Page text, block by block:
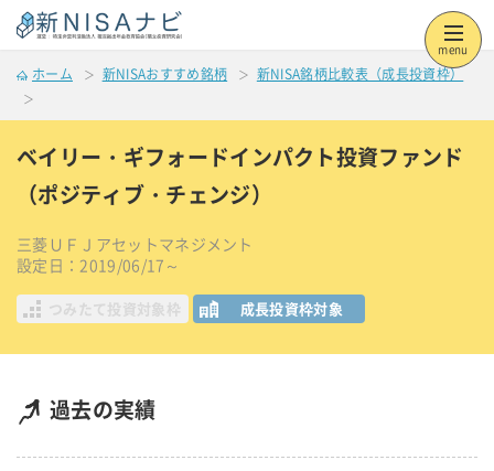
menu
ホーム 新NISAおすすめ銘柄 新NISA銘柄比較表（成長投資枠）
ベイリー・ギフォードインパクト投資ファンド
（ポジティブ・チェンジ）
三菱ＵＦＪアセットマネジメント
設定日：2019/06/17～
つみたて投資対象枠 成長投資枠対象
過去の実績